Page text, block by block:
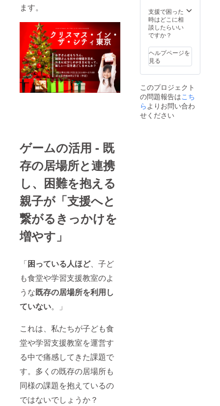
ます。
ゲームの活用 - 既
存の居場所と連携
し、困難を抱える
親子が「支援へと
繋がるきっかけを
増やす」
「困っている人ほど、子ど
も食堂や学習支援教室のよ
うな既存の居場所を利用し
ていない。」
これは、私たちが子ども食
堂や学習支援教室を運営す
る中で痛感してきた課題で
す。多くの既存の居場所も
同様の課題を抱えているの
ではないでしょうか？
間程度
②チョ
イふる
活動報
送付
つのリ
ターン
をご用
意しま
オンラ
イン活
動報告
会への
・実施
予定時
期：
2023年
3月頃
支援で困った
時はどこに相
談したらいい
ですか？
ヘルプページを
見る
このプロジェクト
の問題報告はこち
ら よりお問い合わ
せください